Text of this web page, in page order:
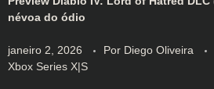
névoa do ódio
janeiro 2, 2026 Por Diego Oliveira
Xbox Series X|S